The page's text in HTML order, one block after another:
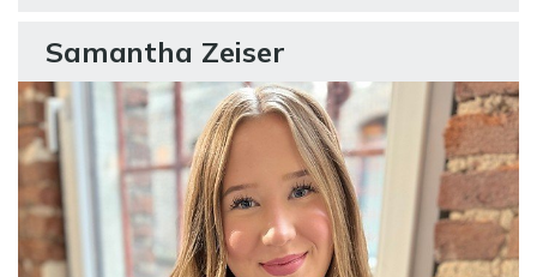
Samantha Zeiser